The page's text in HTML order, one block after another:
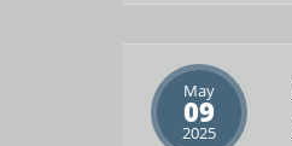
May
09
2025